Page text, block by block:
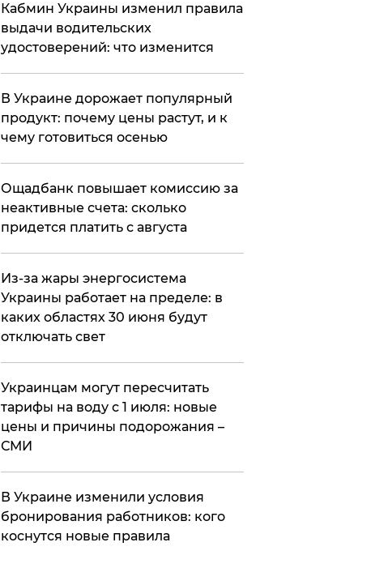
Кабмин Украины изменил правила
выдачи водительских
удостоверений: что изменится
В Украине дорожает популярный
продукт: почему цены растут, и к
чему готовиться осенью
​Ощадбанк повышает комиссию за
неактивные счета: сколько
придется платить с августа
Из-за жары энергосистема
Украины работает на пределе: в
каких областях 30 июня будут
отключать свет
Украинцам могут пересчитать
тарифы на воду с 1 июля: новые
цены и причины подорожания –
СМИ
В Украине изменили условия
бронирования работников: кого
коснутся новые правила